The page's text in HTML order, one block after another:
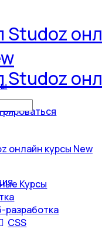
Курсы
разработка
CSS